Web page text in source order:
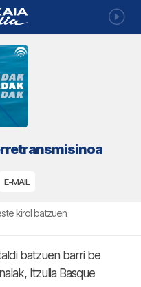
E-MAIL
kirol batzuen
batzuen barri be
Itzulia Basque